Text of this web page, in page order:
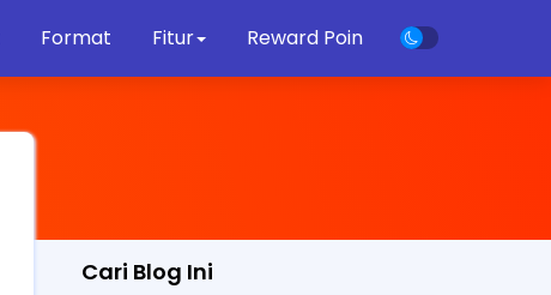
Format Fitur Reward Poin
Cari Blog Ini